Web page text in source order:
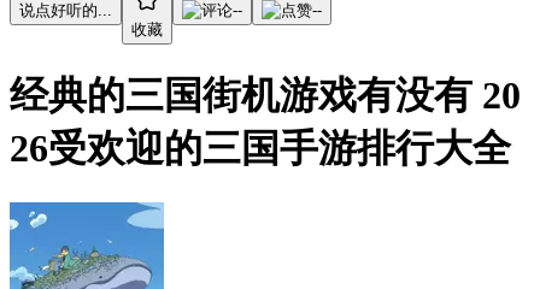
说点好听的...
收藏
-- --
经典的三国街机游戏有没有 20
26受欢迎的三国手游排行大全